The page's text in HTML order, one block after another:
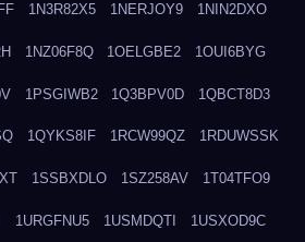
1N3R82X5 1NERJOY9 1NIN2DXO
1NZ06F8Q 1OELGBE2 1OUI6BYG
1PSGIWB2 1Q3BPV0D 1QBCT8D3
1QYKS8IF 1RCW99QZ 1RDUWSSK
1SSBXDLO 1SZ258AV 1T04TFO9
1URGFNU5 1USMDQTI 1USXOD9C